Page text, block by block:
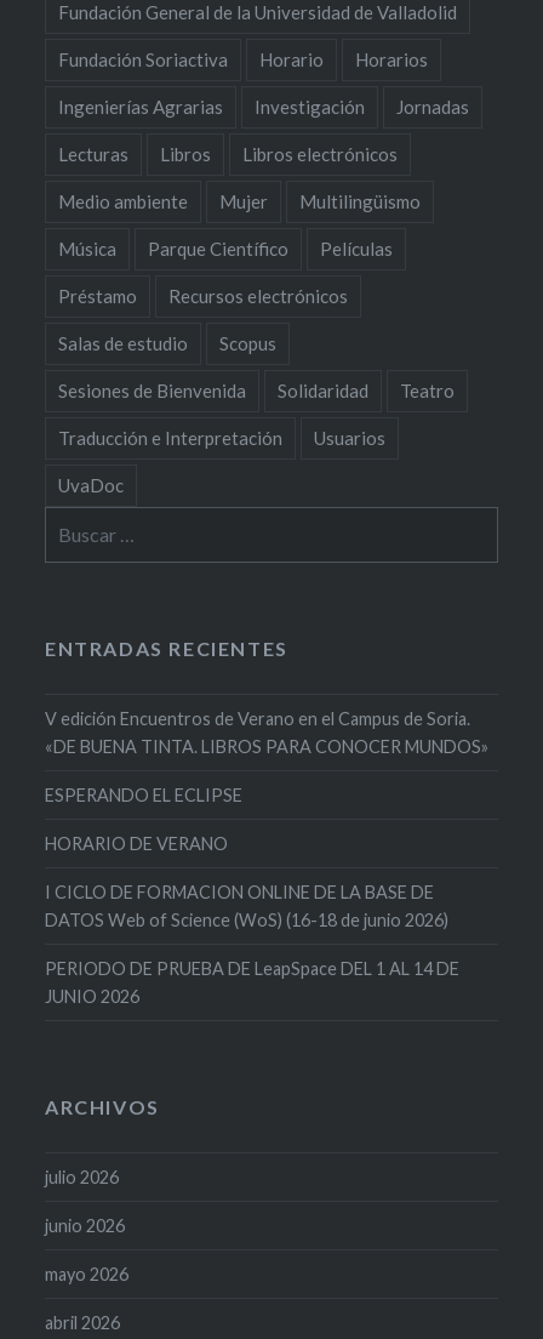
Fundación General de la Universidad de Valladolid
Fundación Soriactiva Horario Horarios
Ingenierías Agrarias Investigación Jornadas
Lecturas Libros Libros electrónicos
Medio ambiente Mujer Multilingüismo
Música Parque Científico Películas
Préstamo Recursos electrónicos
Salas de estudio Scopus
Sesiones de Bienvenida Solidaridad Teatro
Traducción e Interpretación Usuarios
UvaDoc
ENTRADAS RECIENTES
V edición Encuentros de Verano en el Campus de Soria.
«DE BUENA TINTA. LIBROS PARA CONOCER MUNDOS»
ESPERANDO EL ECLIPSE
HORARIO DE VERANO
I CICLO DE FORMACION ONLINE DE LA BASE DE
DATOS Web of Science (WoS) (16-18 de junio 2026)
PERIODO DE PRUEBA DE LeapSpace DEL 1 AL 14 DE
JUNIO 2026
ARCHIVOS
julio 2026
junio 2026
mayo 2026
abril 2026